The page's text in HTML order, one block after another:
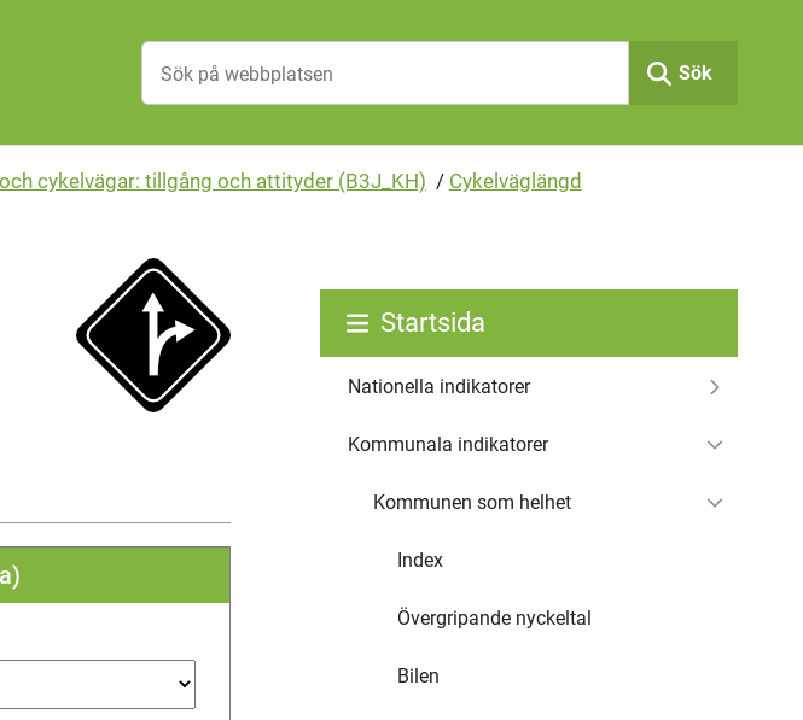
Sök
cykelvägar: tillgång och attityder (B3J_KH) / Cykelväglängd
Startsida
Nationella indikatorer
Kommunala indikatorer
Kommunen som helhet
Index
Övergripande nyckeltal
Bilen